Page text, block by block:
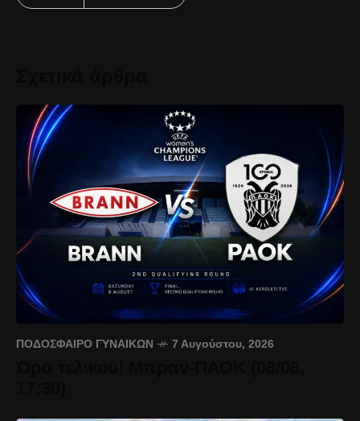
ΠΟΔΌΣΦΑΙΡΟ ΓΥΝΑΙΚΏΝ 7 Αυγούστου, 2026